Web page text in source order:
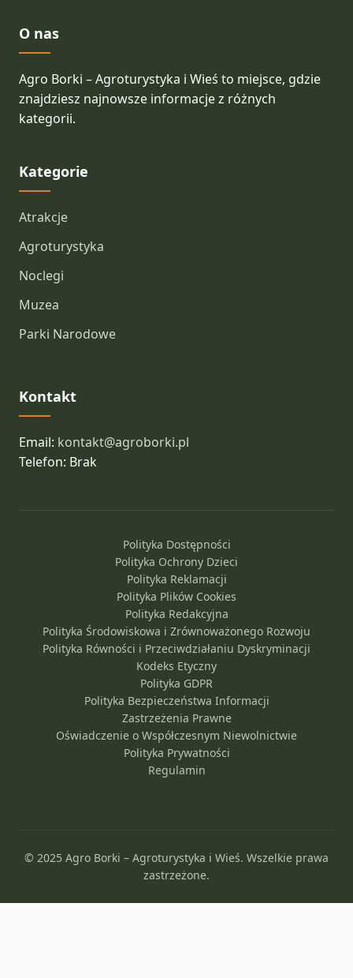
O nas
Agro Borki – Agroturystyka i Wieś to miejsce, gdzie
znajdziesz najnowsze informacje z różnych
kategorii.
Kategorie
Atrakcje
Agroturystyka
Noclegi
Muzea
Parki Narodowe
Kontakt
Email: kontakt@agroborki.pl
Telefon: Brak
Polityka Dostępności
Polityka Ochrony Dzieci
Polityka Reklamacji
Polityka Plików Cookies
Polityka Redakcyjna
Polityka Środowiskowa i Zrównoważonego Rozwoju
Polityka Równości i Przeciwdziałaniu Dyskryminacji
Kodeks Etyczny
Polityka GDPR
Polityka Bezpieczeństwa Informacji
Zastrzeżenia Prawne
Oświadczenie o Współczesnym Niewolnictwie
Polityka Prywatności
Regulamin
© 2025 Agro Borki – Agroturystyka i Wieś. Wszelkie prawa
zastrzeżone.